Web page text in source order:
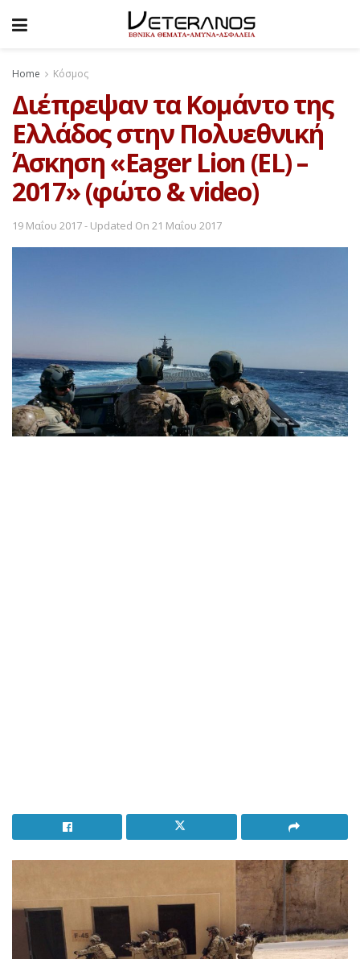
Home Κόσμος
Διέπρεψαν τα Κομάντο της
Ελλάδος στην Πολυεθνική
Άσκηση «Eager Lion (EL) –
2017» (φώτο & video)
19 Μαΐου 2017 - Updated On 21 Μαΐου 2017